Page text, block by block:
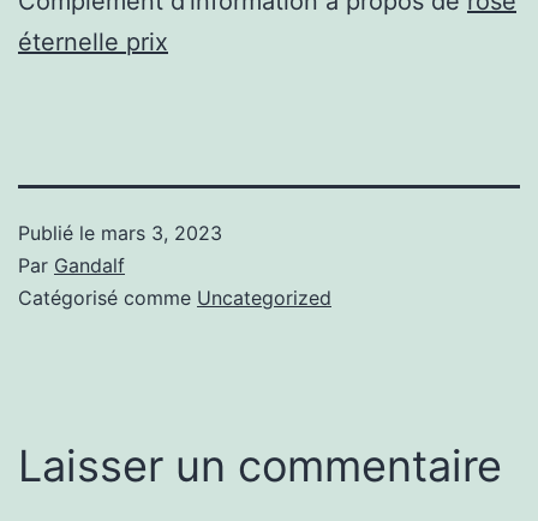
éternelle prix
Publié le mars 3, 2023
Par Gandalf
Catégorisé comme Uncategorized
Laisser un commentaire